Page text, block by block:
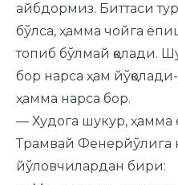
айбдормиз. Биттаси
бўлса, ҳамма чойга
топиб бўлмай қолади.
бор нарса ҳам
ҳамма нарса бор.
— Худога шукур, ҳамма
Трамвай Фенерйўлига
йўловчилардан бири: